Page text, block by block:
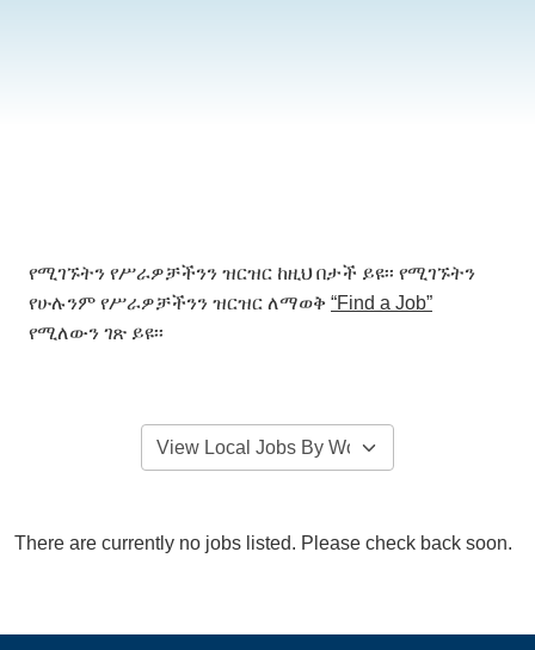
የሚገኙትን የሥራዎቻችንን ዝርዝር ከዚህ በታች ይዩ፡፡ የሚገኙትን
የሁሉንም የሥራዎቻችንን ዝርዝር ለማወቅ “Find a Job”
የሚለውን ገጽ ይዩ፡፡
There are currently no jobs listed. Please check back soon.